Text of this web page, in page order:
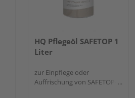
HQ Pflegeöl SAFETOP 1
Liter
zur Einpflege oder
Auffrischung von SAFETOP-